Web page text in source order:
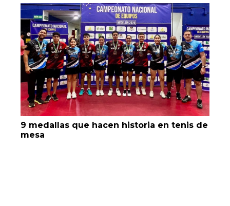
9 medallas que hacen historia en tenis de
mesa